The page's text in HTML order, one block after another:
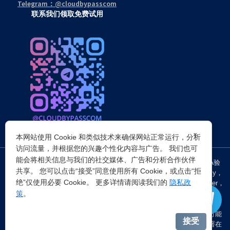
Telegram：@cloudbypasscom
联系我们领取免费试用
突破所有反Anti-bot机器人检查，轻松绕过cloudflare验证、CAPTCHA验
证，WAF，CC防护和Cloudflare爬虫验证，并提供了HTTP API和Proxy，
包括接口地址、请求参数、返回处理；以及 Cloudflare反爬虫设置Referer，
，在中国大陆IP环境下直连时可能
会出现不稳定的情况，但您可以通过以下两种方式解决：一是将其部署在
×
本网站使用 Cookie 和类似技术来确保网站正常运行，分析
访问流量，并根据您的兴趣个性化内容与广告。 我们也可
能会将相关信息与我们的社交媒体、广告和分析合作伙伴
共享。 您可以点击“接受”同意使用所有 Cookie，或点击“拒
绝”仅使用必要 Cookie。 更多详情请阅读我们的 隐私政
策。
接受